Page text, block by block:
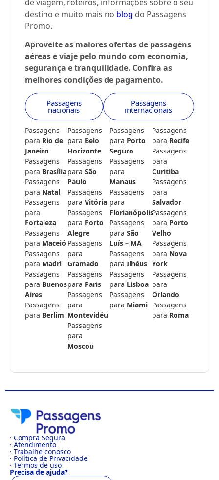
de viagem, roteiros, informações sobre o seu
destino e muito mais no blog do Passagens
Promo.
Aproveite as maiores ofertas de passagens
aéreas e viaje pelo mundo com economia,
segurança e tranquilidade. Confira as
melhores condições de pagamento.
Passagens
nacionais
Passagens
internacionais
Passagens
para Rio de
Janeiro
Passagens
para Brasília
Passagens
para Natal
Passagens
para
Fortaleza
Passagens
para Maceió
Passagens
para Madri
Passagens
para Buenos
Aires
Passagens
para Berlim
Passagens
para Belo
Horizonte
Passagens
para São
Paulo
Passagens
para Vitória
Passagens
para Porto
Alegre
Passagens
para
Gramado
Passagens
para Paris
Passagens
para
Montevidéu
Passagens
para
Moscou
Passagens
para Porto
Seguro
Passagens
para
Manaus
Passagens
para
Florianópolis
Passagens
para São
Luís – MA
Passagens
para Ilhéus
Passagens
para Lisboa
Passagens
para Miami
Passagens
para Recife
Passagens
para
Curitiba
Passagens
para
Salvador
Passagens
para Porto
Velho
Passagens
para Nova
York
Passagens
para
Orlando
Passagens
para Roma
· Compra Segura
· Atendimento
· Trabalhe conosco
· Política de Privacidade
· Termos de uso
Precisa de ajuda?